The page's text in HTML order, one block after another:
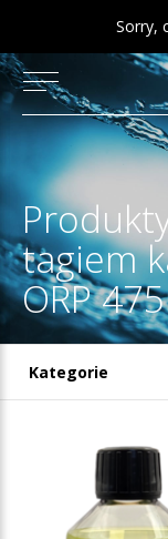
Sorry,
tagiem
ORP
Kategorie